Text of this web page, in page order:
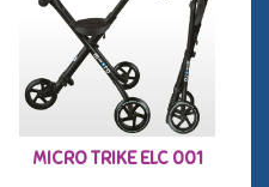
MICRO TRIKE ELC 001